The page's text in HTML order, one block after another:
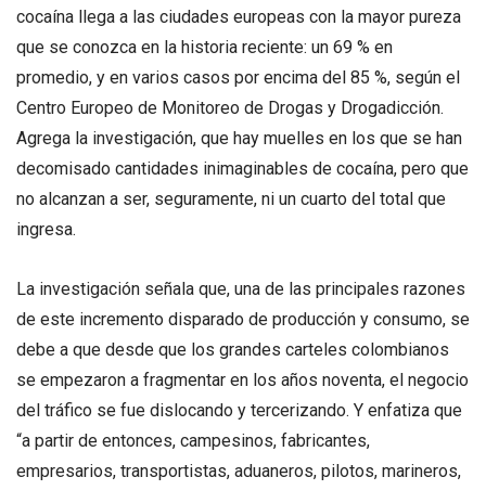
cocaína llega a las ciudades europeas con la mayor pureza
que se conozca en la historia reciente: un 69 % en
promedio, y en varios casos por encima del 85 %, según el
Centro Europeo de Monitoreo de Drogas y Drogadicción.
Agrega la investigación, que hay muelles en los que se han
decomisado cantidades inimaginables de cocaína, pero que
no alcanzan a ser, seguramente, ni un cuarto del total que
ingresa.
La investigación señala que, una de las principales razones
de este incremento disparado de producción y consumo, se
debe a que desde que los grandes carteles colombianos
se empezaron a fragmentar en los años noventa, el negocio
del tráfico se fue dislocando y tercerizando. Y enfatiza que
“a partir de entonces, campesinos, fabricantes,
empresarios, transportistas, aduaneros, pilotos, marineros,